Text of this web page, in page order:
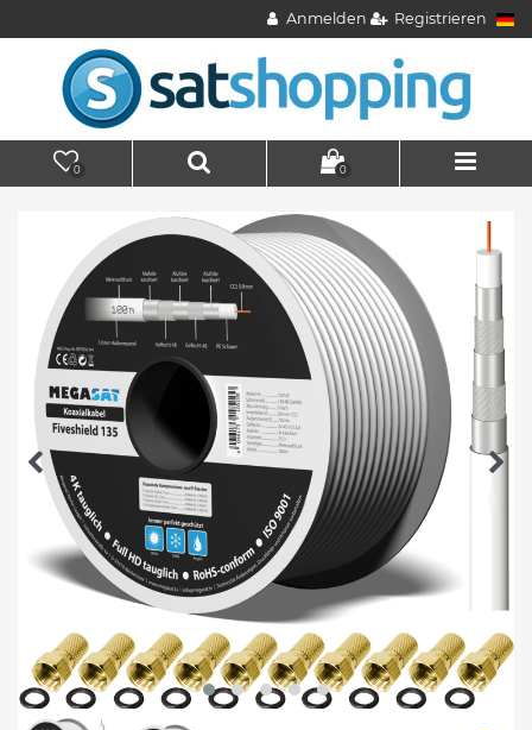
Anmelden Registrieren
0 0